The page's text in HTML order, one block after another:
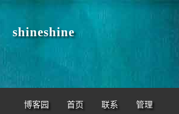
shineshine
博客园 首页 联系 管理